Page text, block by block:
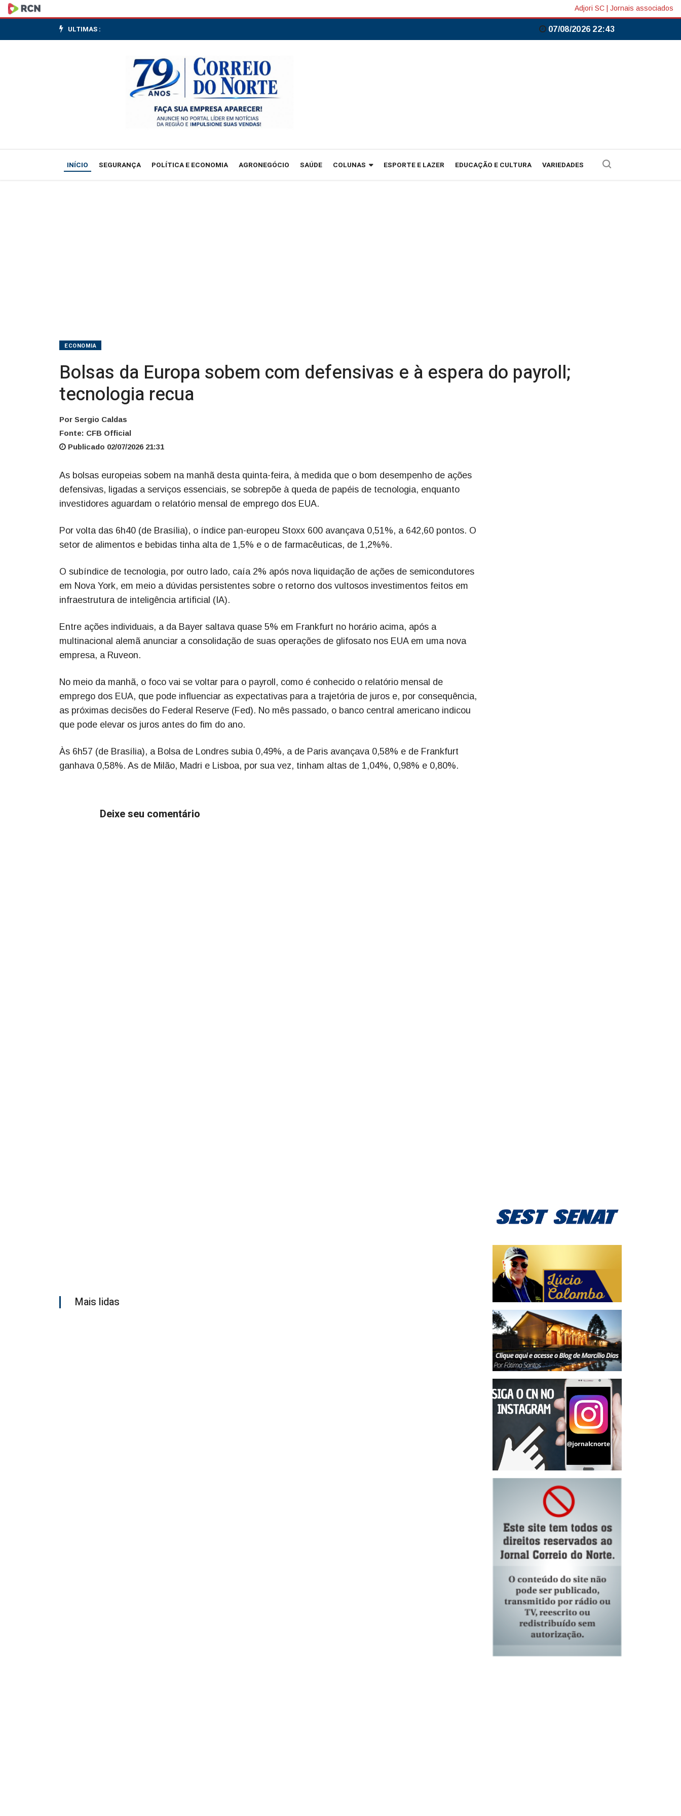
Bolsas
da
e
Adjori SC Jornais associados
ULTIMAS : 07/08/2026 22:43
INÍCIO SEGURANÇA POLÍTICA E ECONOMIA AGRONEGÓCIO SAÚDE COLUNAS ESPORTE E LAZER EDUCAÇÃO E CULTURA VARIEDADES
ECONOMIA
Bolsas da Europa sobem com defensivas e à espera do payroll;
tecnologia recua
Por Sergio Caldas
Fonte: CFB Official
Publicado 02/07/2026 21:31
As bolsas europeias sobem na manhã desta quinta-feira, à medida que o bom desempenho de ações
defensivas, ligadas a serviços essenciais, se sobrepõe à queda de papéis de tecnologia, enquanto
investidores aguardam o relatório mensal de emprego dos EUA.
Por volta das 6h40 (de Brasília), o índice pan-europeu Stoxx 600 avançava 0,51%, a 642,60 pontos. O
setor de alimentos e bebidas tinha alta de 1,5% e o de farmacêuticas, de 1,2%%.
O subíndice de tecnologia, por outro lado, caía 2% após nova liquidação de ações de semicondutores
em Nova York, em meio a dúvidas persistentes sobre o retorno dos vultosos investimentos feitos em
infraestrutura de inteligência artificial (IA).
Entre ações individuais, a da Bayer saltava quase 5% em Frankfurt no horário acima, após a
multinacional alemã anunciar a consolidação de suas operações de glifosato nos EUA em uma nova
empresa, a Ruveon.
No meio da manhã, o foco vai se voltar para o payroll, como é conhecido o relatório mensal de
emprego dos EUA, que pode influenciar as expectativas para a trajetória de juros e, por consequência,
as próximas decisões do Federal Reserve (Fed). No mês passado, o banco central americano indicou
que pode elevar os juros antes do fim do ano.
Às 6h57 (de Brasília), a Bolsa de Londres subia 0,49%, a de Paris avançava 0,58% e de Frankfurt
ganhava 0,58%. As de Milão, Madri e Lisboa, por sua vez, tinham altas de 1,04%, 0,98% e 0,80%.
Deixe seu comentário
Mais lidas